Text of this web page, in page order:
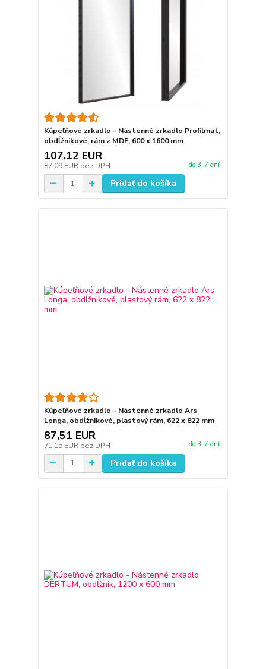
Kúpeľňové zrkadlo - Nástenné zrkadlo Profilmat,
obdĺžnikové, rám z MDF, 600 x 1600 mm
107,12 EUR
87,09 EUR bez DPH do 3-7 dní
Pridať do košíka
Kúpeľňové zrkadlo - Nástenné zrkadlo Ars
Longa, obdĺžnikové, plastový rám, 622 x 822 mm
87,51 EUR
71,15 EUR bez DPH do 3-7 dní
Pridať do košíka